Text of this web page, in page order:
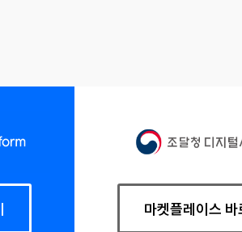
마켓플레이스 바